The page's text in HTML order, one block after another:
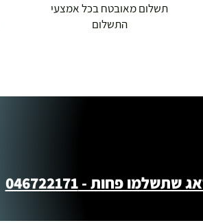
תשלום מאובטח בכל אמצעי
התשלום